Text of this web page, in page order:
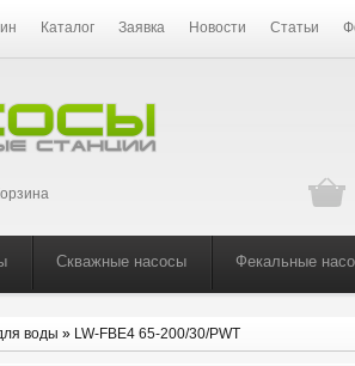
Каталог Заявка Новости Статьи
Скважные насосы Фекальные
воды » LW-FBE4 65-200/30/PWT